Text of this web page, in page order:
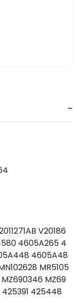
V20186
4605A265 4
4605A48
MR5105
MZ69
425448